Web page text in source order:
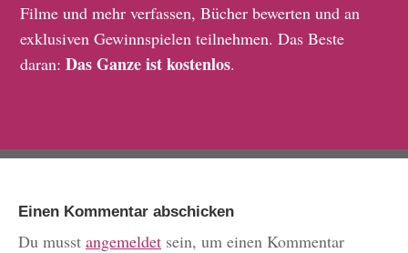
Filme und mehr verfassen, Bücher bewerten und an
exklusiven Gewinnspielen teilnehmen. Das Beste
daran:Das Ganze ist kostenlos.
Einen Kommentar abschicken
Du musst angemeldet sein, um einen Kommentar